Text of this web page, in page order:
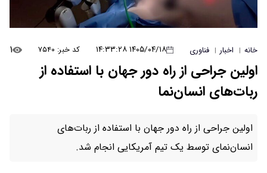
خانه | اخبار | فناوری ۱۴۰۵/۰۴/۱۸ ۱۴:۳۳:۲۸ کد خبر: ۷۵۴۰ ۱
اولین جراحی از راه دور جهان با استفاده از
ربات‌های انسان‌نما
اولین جراحی از راه دور جهان با استفاده از ربات‌های
انسان‌نمای توسط یک تیم آمریکایی انجام شد.